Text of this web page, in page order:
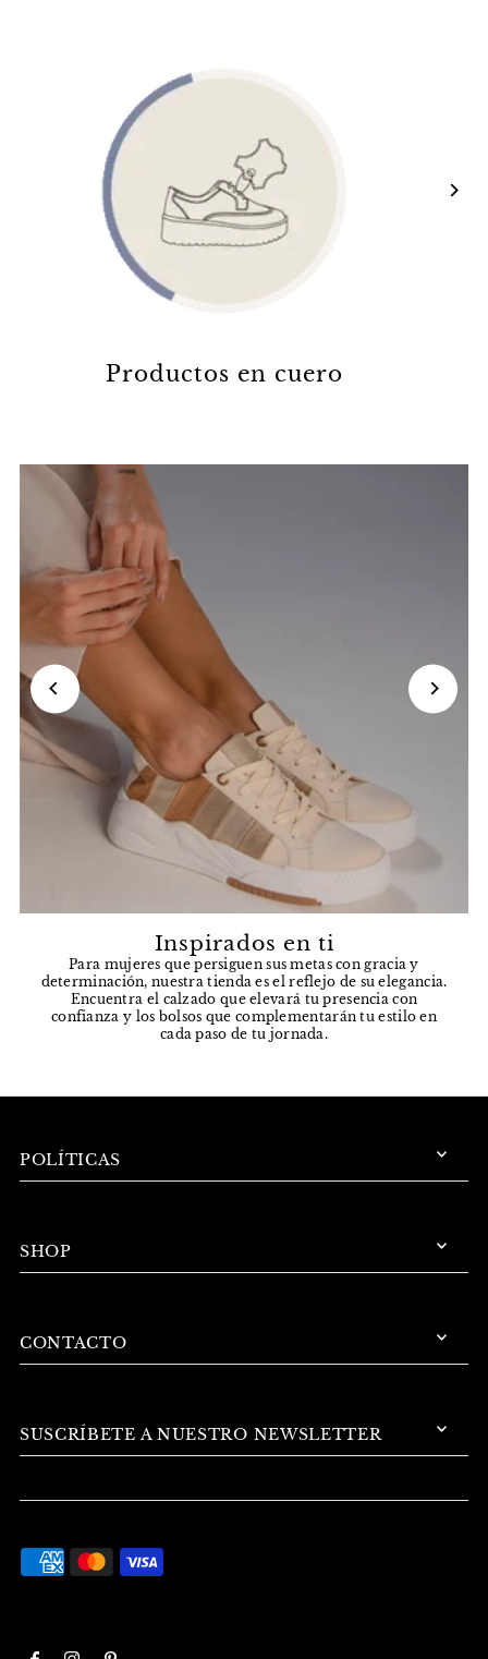
Productos en cuero
Inspirados en ti
Para mujeres que persiguen sus metas con gracia y
determinación, nuestra tienda es el reflejo de su elegancia.
Encuentra el calzado que elevará tu presencia con
confianza y los bolsos que complementarán tu estilo en
cada paso de tu jornada.
POLÍTICAS
SHOP
CONTACTO
SUSCRÍBETE A NUESTRO NEWSLETTER